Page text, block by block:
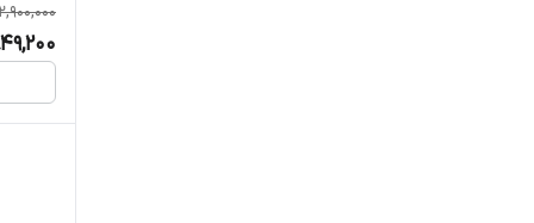
2,900,000